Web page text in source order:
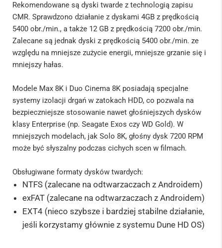
Rekomendowane są dyski twarde z technologią zapisu
CMR. Sprawdzono działanie z dyskami 4GB z prędkością
5400 obr./min., a także 12 GB z prędkością 7200 obr./min.
Zalecane są jednak dyski z prędkością 5400 obr./min. ze
względu na mniejsze zużycie energii, mniejsze grzanie się i
mniejszy hałas.
Modele Max 8K i Duo Cinema 8K posiadają specjalne
systemy izolacji drgań w zatokach HDD, co pozwala na
bezpieczniejsze stosowanie nawet głośniejszych dysków
klasy Enterprise (np. Seagate Exos czy WD Gold). W
mniejszych modelach, jak Solo 8K, głośny dysk 7200 RPM
może być słyszalny podczas cichych scen w filmach.
Obsługiwane formaty dysków twardych:
NTFS (zalecane na odtwarzaczach z Androidem)
exFAT (zalecane na odtwarzaczach z Androidem)
EXT4 (nieco szybsze i bardziej stabilne działanie,
jeśli korzystamy głównie z systemu Dune HD OS)